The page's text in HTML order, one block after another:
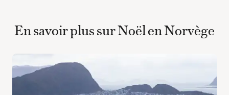
En savoir plus sur Noël en Norvège